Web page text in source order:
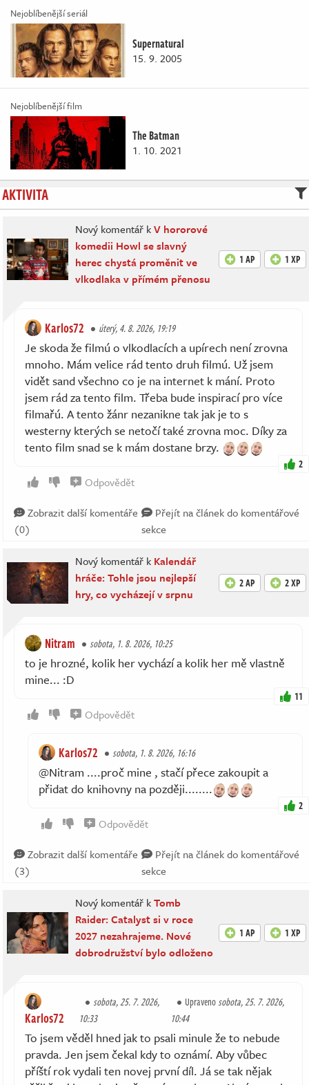
Nejoblíbenější seriál
Supernatural
15. 9. 2005
Nejoblíbenější film
The Batman
1. 10. 2021
AKTIVITA
Nový komentář kV hororové
komedii Howl se slavný
herec chystá proměnit ve
vlkodlaka v přímém přenosu
1 AP 1 XP
Karlos72 úterý, 4. 8. 2026, 19:19
Je skoda že filmú o vlkodlacích a upírech není zrovna
mnoho. Mám velice rád tento druh filmú. Už jsem
vidět sand všechno co je na internet k mání. Proto
jsem rád za tento film. Třeba bude inspirací pro více
filmařú. A tento žánr nezanikne tak jak je to s
westerny kterých se netočí také zrovna moc. Díky za
tento film snad se k mám dostane brzy.
2
Odpovědět
Zobrazit další komentáře
(0)
Přejít na článek do komentářové
sekce
Nový komentář k Kalendář
hráče: Tohle jsou nejlepší
hry, co vycházejí v srpnu
2 AP 2 XP
Nitram sobota, 1. 8. 2026, 10:25
to je hrozné, kolik her vychází a kolik her mě vlastně
mine... :D
11
Odpovědět
Karlos72 sobota, 1. 8. 2026, 16:16
@Nitram ....proč mine , stačí přece zakoupit a
přidat do knihovny na později........
2
Odpovědět
Zobrazit další komentáře
(3)
Přejít na článek do komentářové
sekce
Nový komentář kTomb
Raider: Catalyst si v roce
2027 nezahrajeme. Nové
dobrodružství bylo odloženo
1 AP 1 XP
Karlos72
sobota, 25. 7. 2026,
10:33
Upravenosobota, 25. 7. 2026,
10:44
To jsem věděl hned jak to psali minule že to nebude
pravda. Jen jsem čekal kdy to oznámí. Aby vůbec
příští rok vydali ten novej první díl. Já se tak nějak